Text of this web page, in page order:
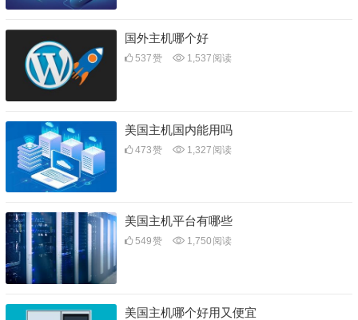
国外主机哪个好
537赞 1,537 阅读
美国主机国内能用吗
473赞 1,327 阅读
美国主机平台有哪些
549赞 1,750 阅读
美国主机哪个好用又便宜